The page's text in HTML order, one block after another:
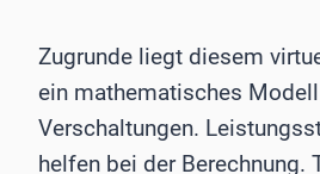
Zugrunde liegt diesem
ein mathematisches
Verschaltungen.
helfen bei der Berechnung.